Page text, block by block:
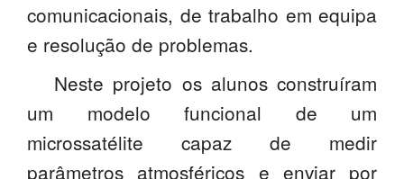
comunicacionais, de trabalho em equipa
e resolução de problemas.
Neste projeto os alunos construíram
um modelo funcional de um
microssatélite capaz de medir
parâmetros atmosféricos e enviar por